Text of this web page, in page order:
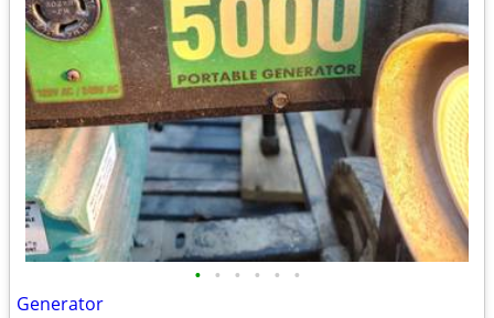
• • • • • •
Generator